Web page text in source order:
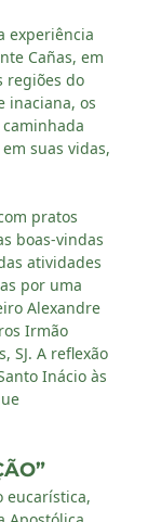
experiência
Cañas, em
regiões do
inaciana, os
suas vidas,
pratos
boas-vindas
atividades
por uma
Alexandre
Irmão
SJ. A reflexão
Inácio às
eucarística,